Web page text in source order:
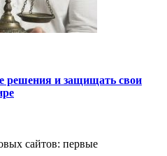
решения и защищать свои